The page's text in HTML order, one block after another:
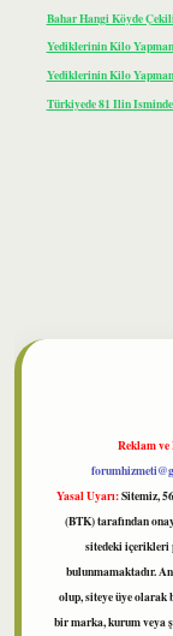
Bahar Hangi Köyde
Yediklerinin Kilo
Yediklerinin Kilo
Türkiyede 81 Ilin
Reklam
Yasal Uyarı:Sitemiz,
(BTK) tarafından
sitedeki içerikleri
bulunmamaktadır.
olup, siteye üye olarak
bir marka, kurum veya